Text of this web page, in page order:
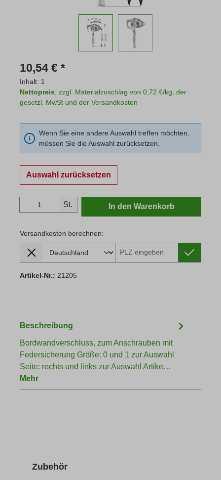
Regulärer Preis:
10,54 € *
Inhalt: 1
Nettopreis , zzgl. Materialzuschlag von 0,72 €/kg, der
gesetzl. MwSt und der Versandkosten
Wenn Sie eine andere Auswahl treffen möchten,
müssen Sie die Auswahl zurücksetzen.
Auswahl zurücksetzen
Produkt Anzahl: Gib den gewünschten
St. In den Warenkorb
Versandkosten berechnen:
Lieferland
Versandkosten berechnen:
Artikel-Nr.: 21205
Beschreibung
Bordwandverschluss, zum Anschrauben mit
Federsicherung Größe: 0 und 1 zur Auswahl
Seite: rechts und links zur Auswahl Artike…
Mehr
Produktgalerie überspringen
Zubehör